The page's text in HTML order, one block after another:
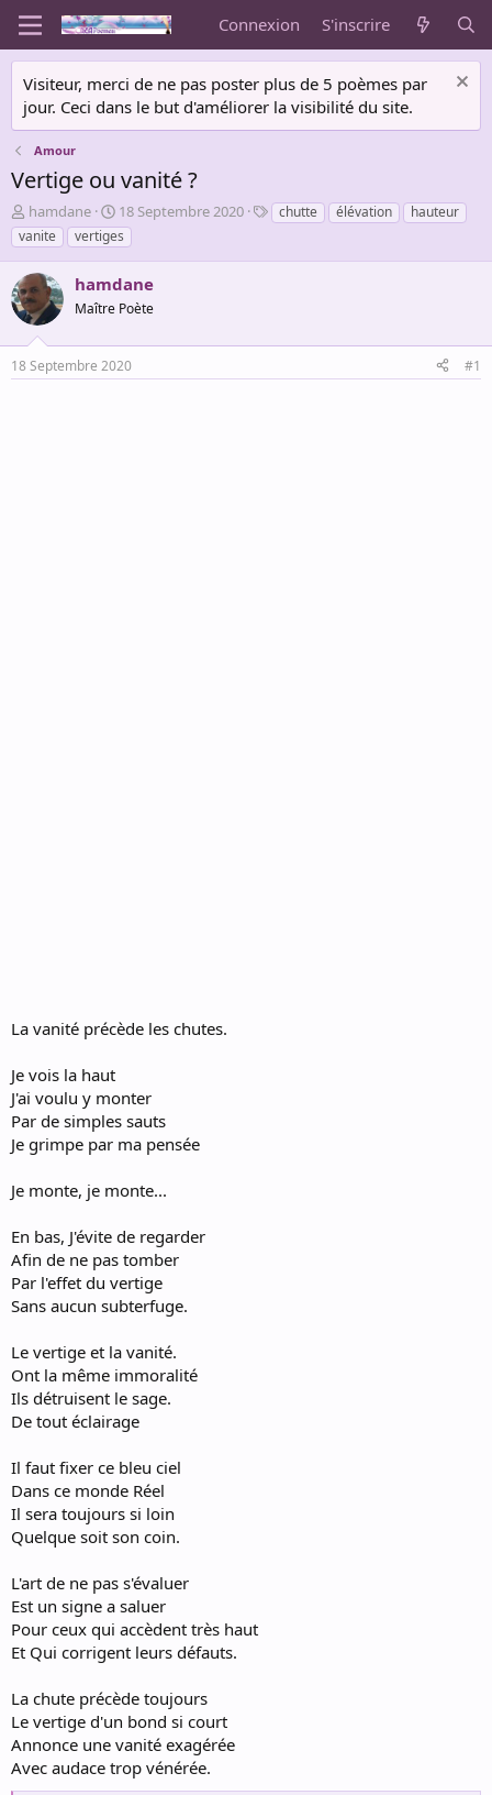
Connexion S'inscrire
Visiteur, merci de ne pas poster plus de 5 poèmes par
jour. Ceci dans le but d'améliorer la visibilité du site.
Amour
Vertige ou vanité ?
A
u
t
e
u
r
d
e
l
hamdane
D
a
t
d
e
é
b
18 Septembre 2020
T
a
chutte élévation
hauteur
vanite
vertiges
hamdane
Maître Poète
18 Septembre 2020 #1
La vanité précède les chutes.
Je vois la haut
J'ai voulu y monter
Par de simples sauts
Je grimpe par ma pensée
Je monte, je monte...
En bas, J'évite de regarder
Afin de ne pas tomber
Par l'effet du vertige
Sans aucun subterfuge.
Le vertige et la vanité.
Ont la même immoralité
Ils détruisent le sage.
De tout éclairage
Il faut fixer ce bleu ciel
Dans ce monde Réel
Il sera toujours si loin
Quelque soit son coin.
L'art de ne pas s'évaluer
Est un signe a saluer
Pour ceux qui accèdent très haut
Et Qui corrigent leurs défauts.
La chute précède toujours
Le vertige d'un bond si court
Annonce une vanité exagérée
Avec audace trop vénérée.